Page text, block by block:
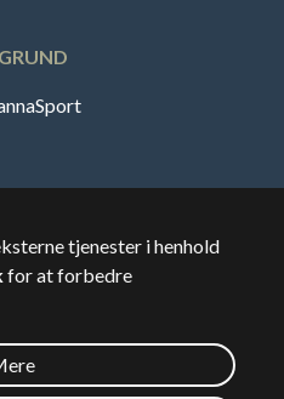
Sverige
tjenester i henhold
for at forbedre